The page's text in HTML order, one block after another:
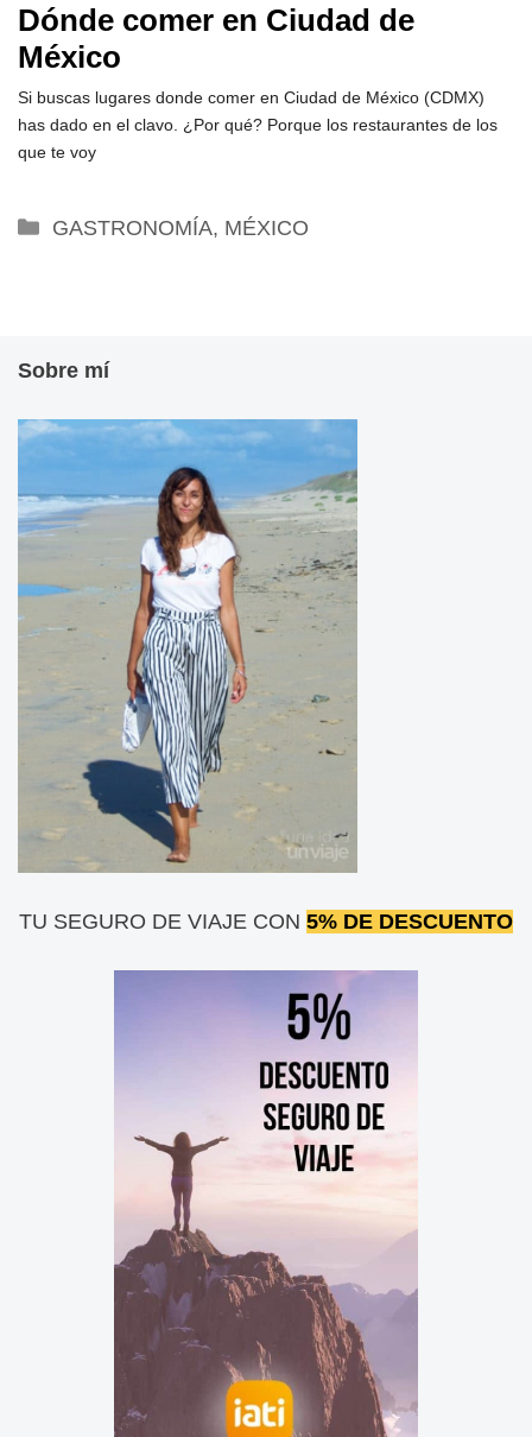
Dónde comer en Ciudad de
México
Si buscas lugares donde comer en Ciudad de México (CDMX)
has dado en el clavo. ¿Por qué? Porque los restaurantes de los
que te voy
Categorías
GASTRONOMÍA, MÉXICO
Sobre mí
TU SEGURO DE VIAJE CON 5% DE DESCUENTO